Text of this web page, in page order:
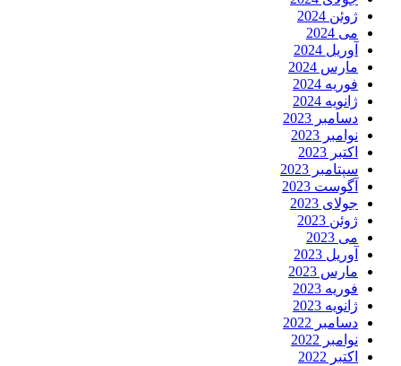
ژوئن 2024
می 2024
آوریل 2024
مارس 2024
فوریه 2024
ژانویه 2024
دسامبر 2023
نوامبر 2023
اکتبر 2023
سپتامبر 2023
آگوست 2023
جولای 2023
ژوئن 2023
می 2023
آوریل 2023
مارس 2023
فوریه 2023
ژانویه 2023
دسامبر 2022
نوامبر 2022
اکتبر 2022